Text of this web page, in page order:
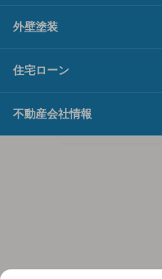
外壁塗装
住宅ローン
不動産会社情報